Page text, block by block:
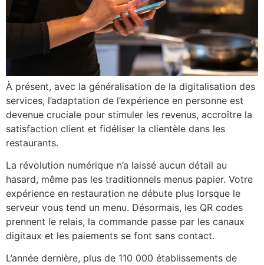
À présent, avec la généralisation de la digitalisation des
services, l’adaptation de l’expérience en personne est
devenue cruciale pour stimuler les revenus, accroître la
satisfaction client et fidéliser la clientèle dans les
restaurants.
La révolution numérique n’a laissé aucun détail au
hasard, même pas les traditionnels menus papier. Votre
expérience en restauration ne débute plus lorsque le
serveur vous tend un menu. Désormais, les QR codes
prennent le relais, la commande passe par les canaux
digitaux et les paiements se font sans contact.
L’année dernière, plus de 110 000 établissements de